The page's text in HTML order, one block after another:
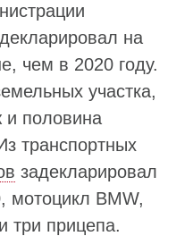
на
чем в 2020 году.
участка,
половина
транспортных
задекларировал
мотоцикл BMW,
три прицепа.